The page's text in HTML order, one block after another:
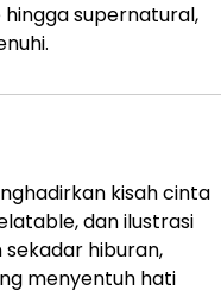
supernatural,
kisah cinta
dan ilustrasi
hiburan,
menyentuh hati